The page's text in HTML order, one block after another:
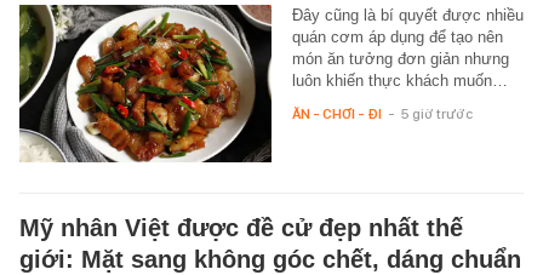
Đây cũng là bí quyết được nhiều
quán cơm áp dụng để tạo nên
món ăn tưởng đơn giản nhưng
luôn khiến thực khách muốn…
ĂN - CHƠI - ĐI - 5 giờ trước
Mỹ nhân Việt được đề cử đẹp nhất thế
giới: Mặt sang không góc chết, dáng chuẩn